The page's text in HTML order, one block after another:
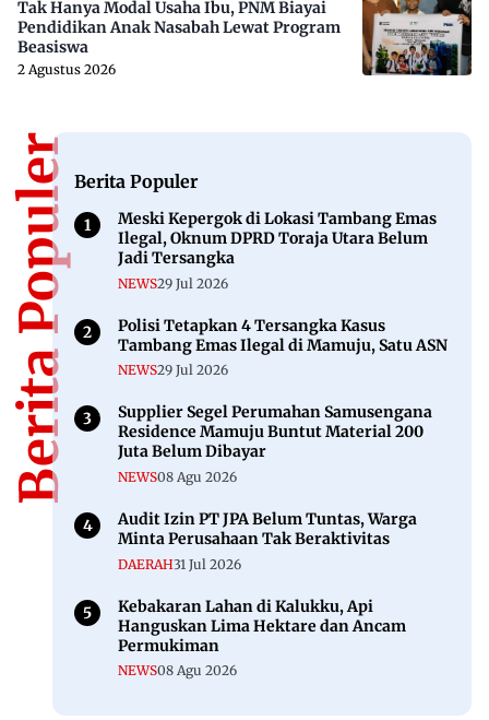
Tak Hanya Modal Usaha Ibu, PNM Biayai
Pendidikan Anak Nasabah Lewat Program
Beasiswa
2 Agustus 2026
Berita PopulerBerita Populer
Meski Kepergok di Lokasi Tambang Emas
Ilegal, Oknum DPRD Toraja Utara Belum
Jadi Tersangka
NEWS29 Jul 2026
Polisi Tetapkan 4 Tersangka Kasus
Tambang Emas Ilegal di Mamuju, Satu ASN
NEWS29 Jul 2026
Supplier Segel Perumahan Samusengana
Residence Mamuju Buntut Material 200
Juta Belum Dibayar
NEWS08 Agu 2026
Audit Izin PT JPA Belum Tuntas, Warga
Minta Perusahaan Tak Beraktivitas
DAERAH31 Jul 2026
Kebakaran Lahan di Kalukku, Api
Hanguskan Lima Hektare dan Ancam
Permukiman
NEWS08 Agu 2026